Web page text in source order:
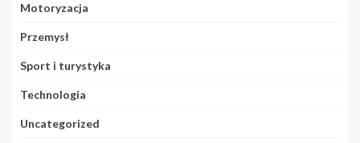
Motoryzacja
Przemysł
Sport i turystyka
Technologia
Uncategorized